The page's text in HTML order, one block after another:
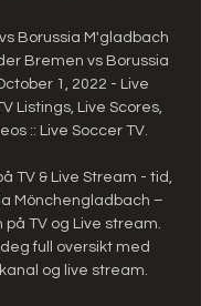
Borussia M'gladbach
Bremen vs Borussia
1, 2022 - Live
Listings, Live Scores,
:: Live Soccer TV.
TV & Live Stream - tid,
Mönchengladbach –
TV og Live stream.
full oversikt med
og live stream.